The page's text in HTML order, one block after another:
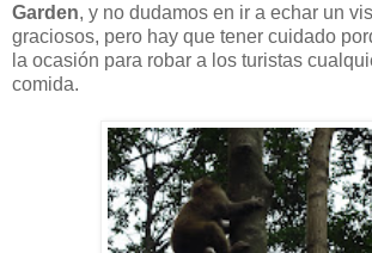
Garden, y no dudamos en ir a echar un
graciosos, pero hay que tener cuidado
la ocasión para robar a los turistas
comida.